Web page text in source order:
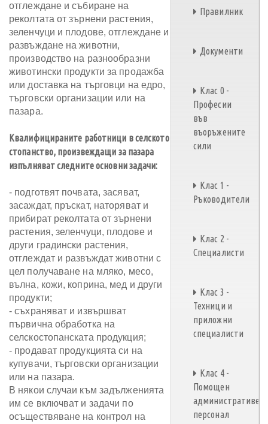
Правилник
Документи
Клас 0 -
Професии
във
въоръжените
сили
Клас 1 -
Ръководители
Клас 2 -
Специалисти
Клас 3 -
Техници и
приложни
специалисти
Клас 4 -
Помощен
административен
персонал
отглеждане и събиране на
реколтата от зърнени растения,
зеленчуци и плодове, отглеждане и
развъждане на животни,
производство на разнообразни
животински продукти за продажба
или доставка на търговци на едро,
търговски организации или на
пазара.
Квалифицираните работници в селското
стопанство, произвеждащи за пазара
изпълняват следните основни задачи:
- подготвят почвата, засяват,
засаждат, пръскат, наторяват и
прибират реколтата от зърнени
растения, зеленчуци, плодове и
други градински растения,
отглеждат и развъждат животни с
цел получаване на мляко, месо,
вълна, кожи, коприна, мед и други
продукти;
- съхраняват и извършват
първична обработка на
селскостопанската продукция;
- продават продукцията си на
купувачи, търговски организации
или на пазара.
В някои случаи към задълженията
им се включват и задачи по
осъществяване на контрол на